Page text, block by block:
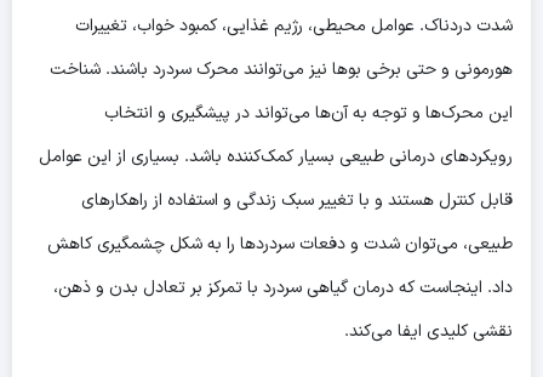
شدت دردناک. عوامل محیطی، رژیم غذایی، کمبود خواب، تغییرات
هورمونی و حتی برخی بوها نیز می‌توانند محرک سردرد باشند. شناخت
این محرک‌ها و توجه به آن‌ها می‌تواند در پیشگیری و انتخاب
رویکردهای درمانی طبیعی بسیار کمک‌کننده باشد. بسیاری از این عوامل
قابل کنترل هستند و با تغییر سبک زندگی و استفاده از راهکارهای
طبیعی، می‌توان شدت و دفعات سردردها را به شکل چشمگیری کاهش
داد. اینجاست کهدرمان گیاهی سردرد با تمرکز بر تعادل بدن و ذهن،
نقشی کلیدی ایفا می‌کند.